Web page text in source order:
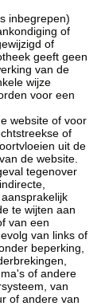
inbegrepen)
of
of
geeft geen
van de
wijze
voor een
website of voor
of
uit de
de website.
tegenover
te wijten aan
van een
van links of
beperking,
of andere
van
of andere van